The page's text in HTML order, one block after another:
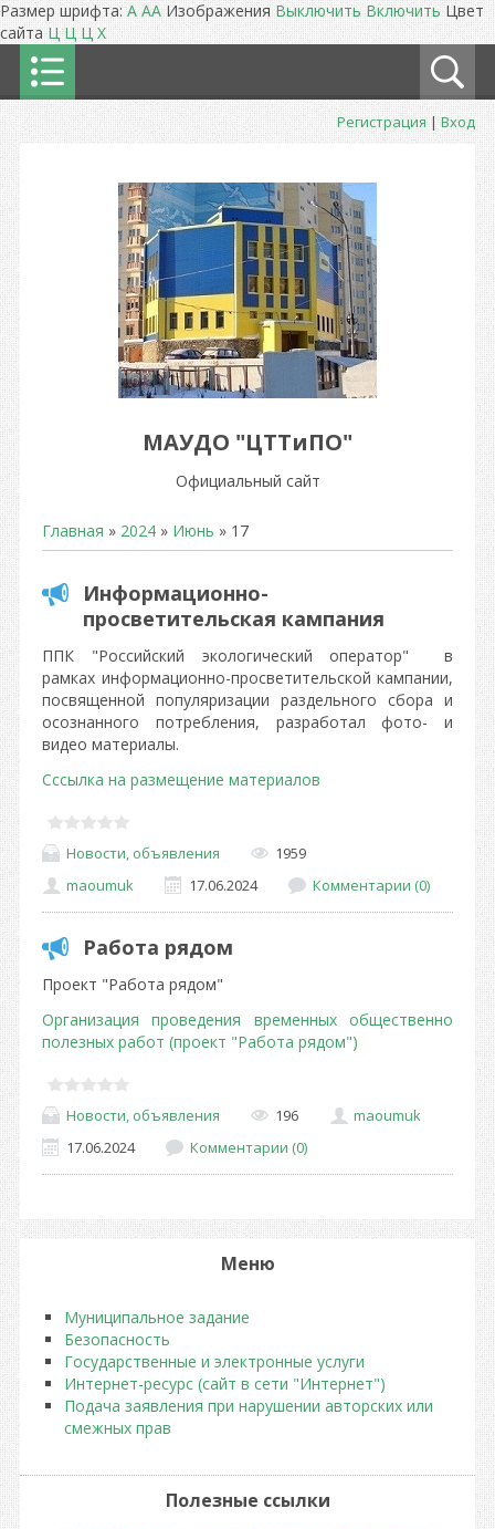
Размер шрифта:A AAИзображенияВыключить ВключитьЦвет
сайтаЦ Ц Ц Х
Регистрация|Вход
МАУДО "ЦТТиПО"
Официальный сайт
Главная » 2024 » Июнь » 17
Информационно-
просветительская кампания
ППК "Российский экологический оператор" в
рамках информационно-просветительской кампании,
посвященной популяризации раздельного сбора и
осознанного потребления, разработал фото- и
видео материалы.
Сссылка на размещение материалов
Новости, объявления
1959
maoumuk
17.06.2024 Комментарии (0)
Работа рядом
Проект "Работа рядом"
Организация проведения временных общественно
полезных работ (проект "Работа рядом")
Новости, объявления 196
maoumuk
17.06.2024
Комментарии (0)
Меню
Муниципальное задание
Безопасность
Государственные и электронные услуги
Интернет-ресурс (сайт в сети "Интернет")
Подача заявления при нарушении авторских или
смежных прав
Полезные ссылки